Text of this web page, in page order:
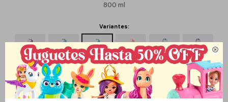

800 ml
Variantes: